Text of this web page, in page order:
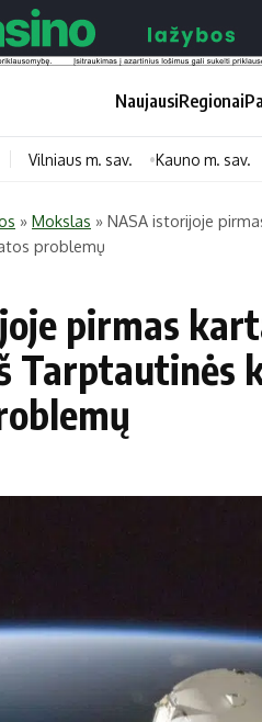
NaujausiRegionai
Kategorijos
Gyvenimas
Horoskopai
Laisvalaikis
Ekonomikos naujienos
Vilniaus m. sav. Kauno m. sav.
» Mokslas » NASA istorijoje
problemų
pirmas
Tarptautinės